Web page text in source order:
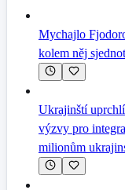
Mychajlo
kolem něj
Ukrajinští
výzvy pro
milionům